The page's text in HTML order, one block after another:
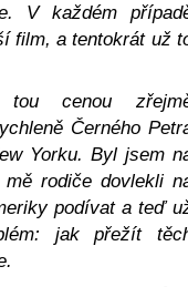
V každém
film, a tentokrát už
tou cenou
Černého
Yorku. Byl jsem
rodiče dovlekli
podívat a teď
jak přežít